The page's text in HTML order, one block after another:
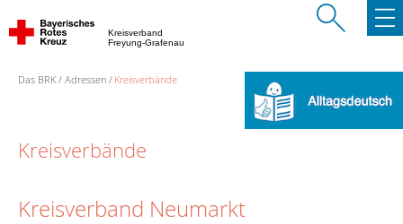
Kreisverband
Freyung-Grafenau
Das BRK Adressen Kreisverbände
Kreisverbände
Kreisverband Neumarkt